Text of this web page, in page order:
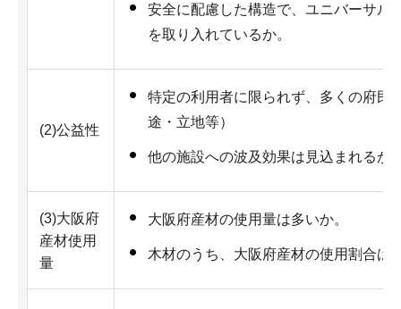
安全に配慮した構造で、ユニバーサル
を取り入れているか。
(2)公益性
特定の利用者に限られず、多くの府民
途・立地等）
他の施設への波及効果は見込まれるか
(3)大阪府
産材使用
量
大阪府産材の使用量は多いか。
木材のうち、大阪府産材の使用割合は